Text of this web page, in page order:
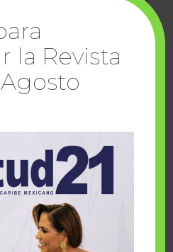
inspira; cumplen
y Make-A-Wish
la Revista